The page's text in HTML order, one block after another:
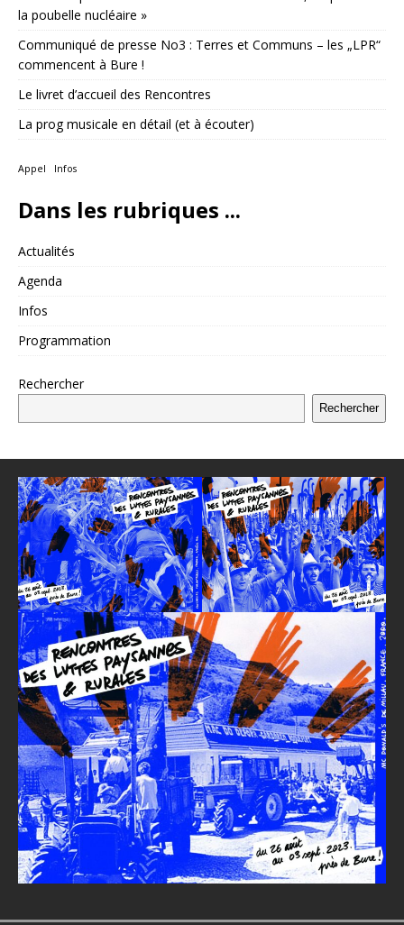
la poubelle nucléaire »
Communiqué de presse No3 : Terres et Communs – les „LPR“
commencent à Bure !
Le livret d’accueil des Rencontres
La prog musicale en détail (et à écouter)
Appel Infos
Dans les rubriques ...
Actualités
Agenda
Infos
Programmation
Rechercher
Rechercher